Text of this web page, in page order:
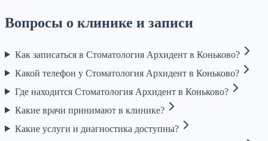
Вопросы о клинике и записи
Как записаться в Стоматология Архидент в Коньково?
Какой телефон у Стоматология Архидент в Коньково?
Где находится Стоматология Архидент в Коньково?
Какие врачи принимают в клинике?
Какие услуги и диагностика доступны?